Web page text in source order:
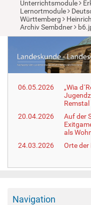
u
a
r
e
h
e
:
Unterrichtsmodule
Lernortmodule
Württemberg
Archiv Sembdner
06.05.2026
„Wia
20.04.2026
Auf der
als
24.03.2026
Orte der
Navigation